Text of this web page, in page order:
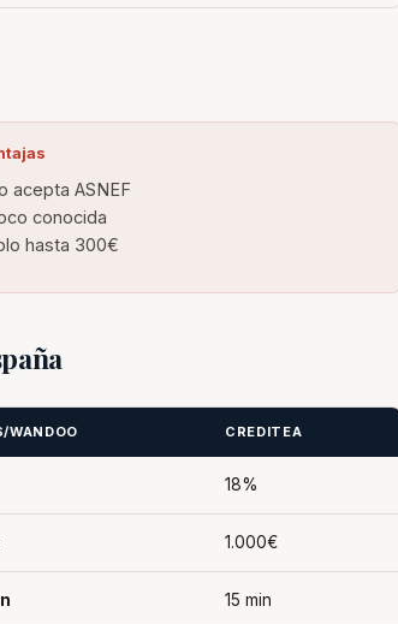
acepta ASNEF
conocida
hasta 300€
WANDOO CREDITEA
18%
1.000€
15 min